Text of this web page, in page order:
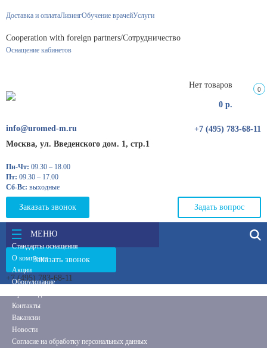
Доставка и оплатаЛизингОбучение врачейУслуги
Сooperation with foreign partners/Сотрудничество
Оснащение кабинетов
info@uromed-m.ru
+7 (495) 783-68-11
Москва, ул. Введенского дом. 1, стр.1
Нет товаров
0 р.
0
Пн-Чт: 09.30 – 18.00
Пт: 09.30 – 17.00
Сб-Вс: выходные
Заказать звонок Задать вопрос
МЕНЮ
Стандарты оснащения
О компании
Акции
Оборудование
Контакты
Вакансии
Новости
Согласие на обработку персональных данных
Заказать звонок
+7 (495) 783-68-11